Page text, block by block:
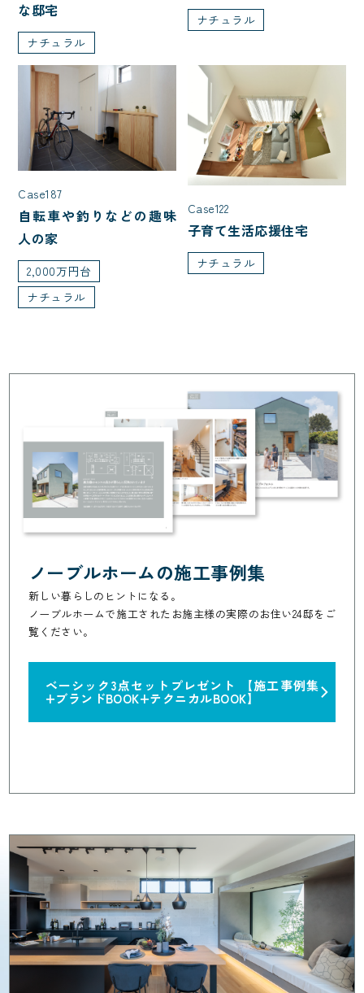
な邸宅
ナチュラル
ナチュラル
Case187
自転車や釣りなどの趣味
人の家
2,000万円台
ナチュラル
Case122
子育て生活応援住宅
ナチュラル
ノーブルホームの施工事例集
新しい暮らしのヒントになる。
ノーブルホームで施工されたお施主様の実際のお住い24邸をご
覧ください。
ベーシック3点セットプレゼント 【施工事例集
+ブランドBOOK+テクニカルBOOK】